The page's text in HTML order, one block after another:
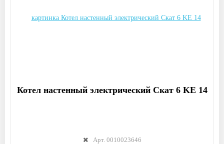
Котел настенный электрический Скат 6 KE 14
Арт. 0010023646